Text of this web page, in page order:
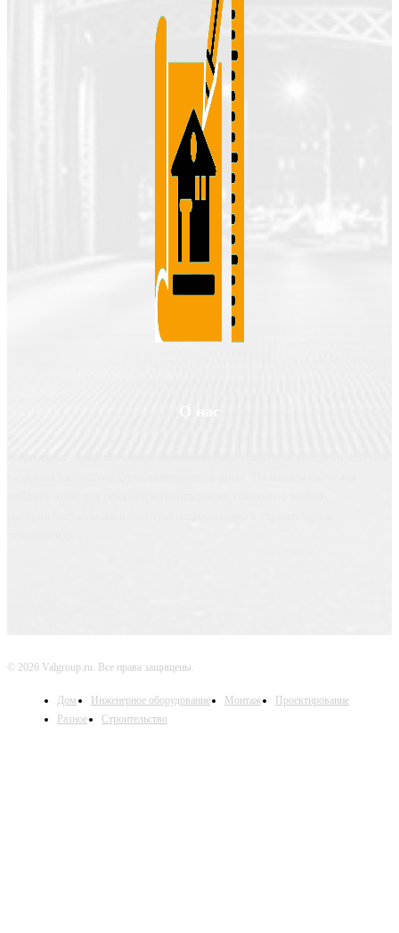
© 2026 Valgroup.ru. Все права защищены.
Дом Инженерное оборудование Монтаж
Проектирование
Разное
Строительство